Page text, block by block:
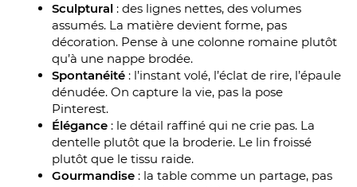
Sculptural : des lignes nettes, des volumes
assumés. La matière devient forme, pas
décoration. Pense à une colonne romaine plutôt
qu’à une nappe brodée.
Spontanéité : l’instant volé, l’éclat de rire, l’épaule
dénudée. On capture la vie, pas la pose
Pinterest.
Élégance : le détail raffiné qui ne crie pas. La
dentelle plutôt que la broderie. Le lin froissé
plutôt que le tissu raide.
Gourmandise : la table comme un partage, pas